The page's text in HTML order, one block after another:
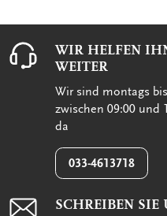
WIR HELFEN
WEITER
Wir sind montags
zwischen 09:00 und
da
033-4613718
SCHREIBEN SIE